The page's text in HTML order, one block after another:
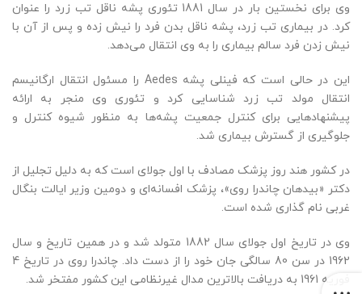
وی برای نخستین بار در سال 1881 تئوری پشه ناقل تب زرد را عنوان
کرد. در بیماری تب زرد، پشه ناقل بدن فرد را نیش زده و پس از آن با
نیش زدن فرد سالم بیماری را به وی انتقال می‌‌دهد.
این در حالی است که فینلی پشه Aedes را مسئول انتقال ارگانیسم
انتقال مولد تب زرد شناسایی کرد و تئوری وی منجر به ارائه
پیشنهادهایی برای کنترل جمعیت پشه‌ها به منظور شیوه کنترل و
جلوگیری از گسترش بیماری شد.
در کشور هند روز پزشک مصادف با اول جولای است که به دلیل تجلیل از
دکتر «بیدهان چاندرا روی»، پزشک افسانه‌ای و دومین وزیر ایالت بنگال
غربی نام گذاری شده است.
وی در تاریخ اول جولای سال 1882 متولد شد و در همین تاریخ و سال
1962 در سن 80 سالگی جان خود را از دست داد. چاندرا روی در تاریخ 4
فوریه 1961 به دریافت بالاترین مدال غیرنظامی این کشور مفتخر شد.